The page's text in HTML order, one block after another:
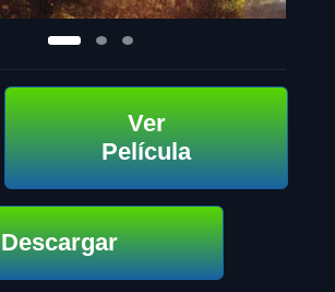
Ver
Película
Descargar